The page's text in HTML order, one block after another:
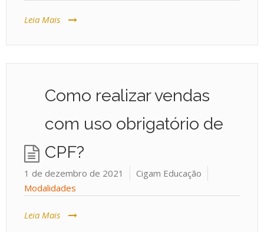
Leia Mais
Como realizar vendas
com uso obrigatório de
CPF?
1 de dezembro de 2021
Cigam Educação
Modalidades
Leia Mais